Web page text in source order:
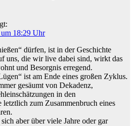
18:29 Uhr
dürfen, ist in der Geschichte
uns, die wir live dabei sind, wirkt das
und Besorgnis erregend.
ist am Ende eines großen Zyklus.
gesäumt von Dekadenz,
in den
letztlich zum Zusammenbruch eines
aber über viele Jahre oder gar